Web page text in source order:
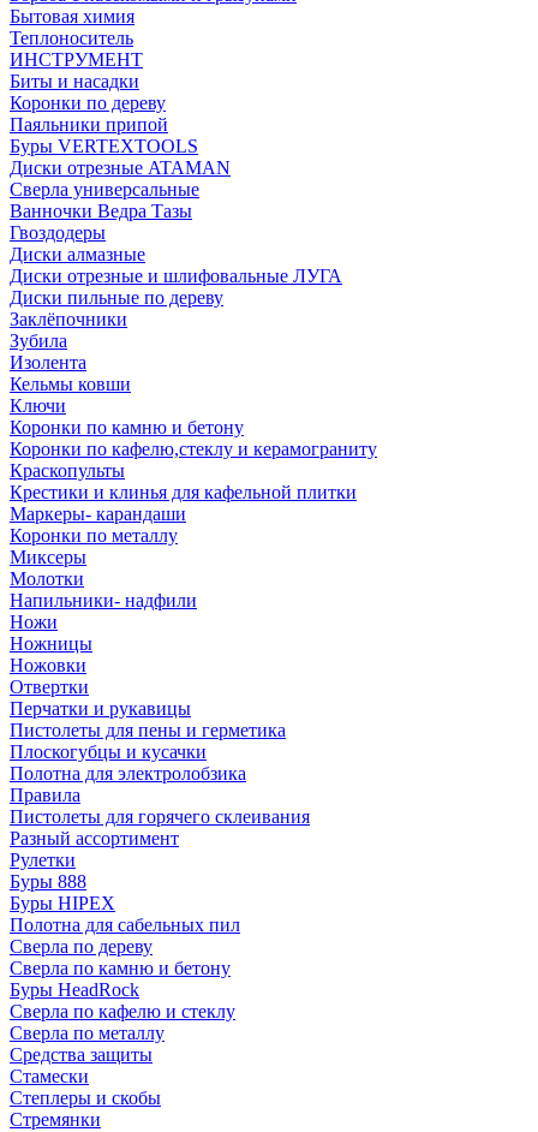
Бытовая химия
Теплоноситель
ИНСТРУМЕНТ
Биты и насадки
Коронки по дереву
Паяльники припой
Буры VERTEXTOOLS
Диски отрезные ATAMAN
Сверла универсальные
Ванночки Ведра Тазы
Гвоздодеры
Диски алмазные
Диски отрезные и шлифовальные ЛУГА
Диски пильные по дереву
Заклёпочники
Зубила
Изолента
Кельмы ковши
Ключи
Коронки по камню и бетону
Коронки по кафелю,стеклу и керамограниту
Краскопульты
Крестики и клинья для кафельной плитки
Маркеры- карандаши
Коронки по металлу
Миксеры
Молотки
Напильники- надфили
Ножи
Ножницы
Ножовки
Отвертки
Перчатки и рукавицы
Пистолеты для пены и герметика
Плоскогубцы и кусачки
Полотна для электролобзика
Правила
Пистолеты для горячего склеивания
Разный ассортимент
Рулетки
Буры 888
Буры HIPEX
Полотна для сабельных пил
Сверла по дереву
Сверла по камню и бетону
Буры HeadRock
Сверла по кафелю и стеклу
Сверла по металлу
Средства защиты
Стамески
Степлеры и скобы
Стремянки